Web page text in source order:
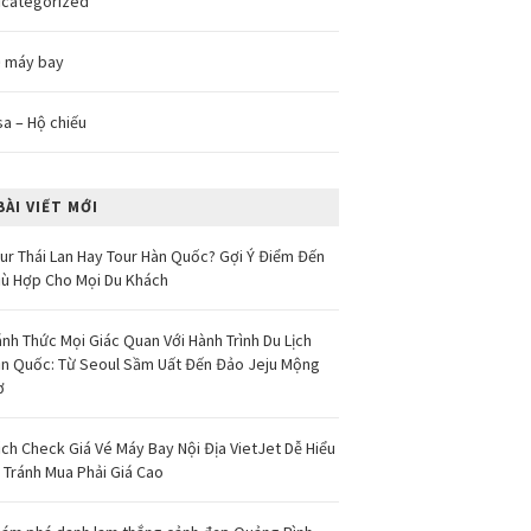
máy bay
– Hộ chiếu
VIẾT MỚI
Thái Lan Hay Tour Hàn Quốc? Gợi Ý Điểm Đến
Hợp Cho Mọi Du Khách
Thức Mọi Giác Quan Với Hành Trình Du Lịch
Quốc: Từ Seoul Sầm Uất Đến Đảo Jeju Mộng
Check Giá Vé Máy Bay Nội Địa VietJet Dễ Hiểu
Tránh Mua Phải Giá Cao